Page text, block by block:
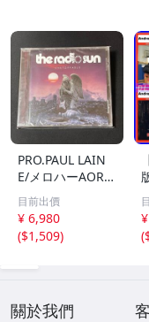
PRO.PAUL LAIN
E/メロハーAOR◆
THE RADIO SUN/
UNSTOPPABLE
目前出價
¥ 6,980
($1,509)
(
關於我們